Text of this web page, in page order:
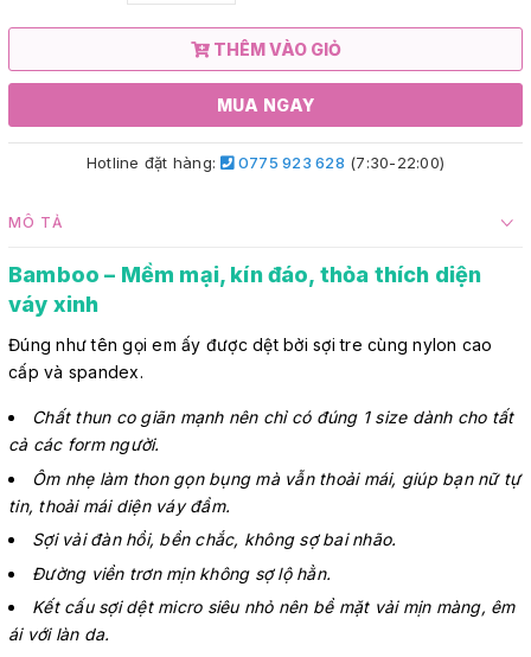
THÊM VÀO GIỎ
MUA NGAY
Hotline đặt hàng: 0775 923 628 (7:30-22:00)
MÔ TẢ
Bamboo – Mềm mại, kín đáo, thỏa thích diện
váy xinh
Đúng như tên gọi em ấy được dệt bởi sợi tre cùng nylon cao
cấp và spandex.
Chất thun co giãn mạnh nên chỉ có đúng 1 size dành cho tất
cả các form người.
Ôm nhẹ làm thon gọn bụng mà vẫn thoải mái, giúp bạn nữ tự
tin, thoải mái diện váy đầm.
Sợi vải đàn hồi, bền chắc, không sợ bai nhão.
Đường viền trơn mịn không sợ lộ hằn.
Kết cấu sợi dệt micro siêu nhỏ nên bề mặt vải mịn màng, êm
ái với làn da.